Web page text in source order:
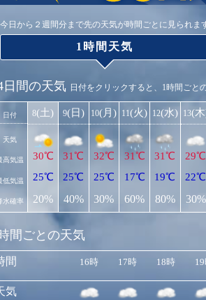
今日から２週間分まで先の天気が時間ごとに見られま
1時間天気
日間の天気 日付をクリックすると、1時間ごと
日付
天気
高気温
低気温
水確率
8(土)
30℃
25℃
20%
9(日)
31℃
25℃
40%
10(月)
32℃
25℃
30%
11(火)
31℃
17℃
60%
12(水)
31℃
19℃
80%
13(
29℃
22℃
30%
間ごとの天気
間
気
16時 17時 18時